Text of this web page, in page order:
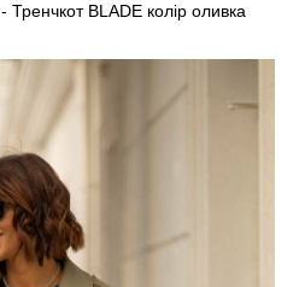
- Тренчкот BLADE колір оливка